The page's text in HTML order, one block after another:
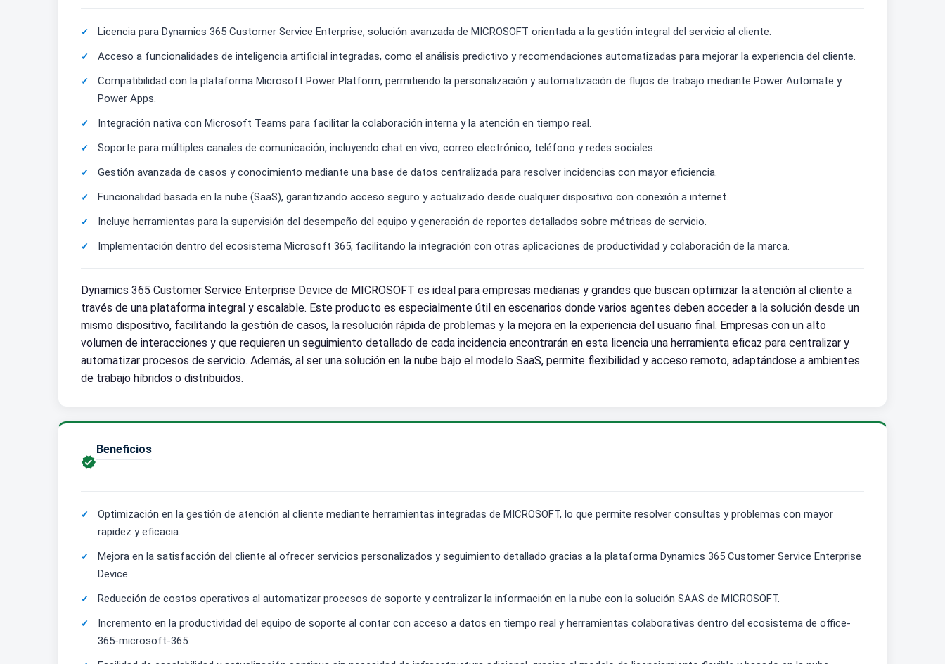
Licencia para Dynamics 365 Customer Service Enterprise, solución avanzada de MICROSOFT orientada a la gestión integral del servicio al cliente.
Acceso a funcionalidades de inteligencia artificial integradas, como el análisis predictivo y recomendaciones automatizadas para mejorar la experiencia del cliente.
Compatibilidad con la plataforma Microsoft Power Platform, permitiendo la personalización y automatización de flujos de trabajo mediante Power Automate y
Power Apps.
Integración nativa con Microsoft Teams para facilitar la colaboración interna y la atención en tiempo real.
Soporte para múltiples canales de comunicación, incluyendo chat en vivo, correo electrónico, teléfono y redes sociales.
Gestión avanzada de casos y conocimiento mediante una base de datos centralizada para resolver incidencias con mayor eficiencia.
Funcionalidad basada en la nube (SaaS), garantizando acceso seguro y actualizado desde cualquier dispositivo con conexión a internet.
Incluye herramientas para la supervisión del desempeño del equipo y generación de reportes detallados sobre métricas de servicio.
Implementación dentro del ecosistema Microsoft 365, facilitando la integración con otras aplicaciones de productividad y colaboración de la marca.
Dynamics 365 Customer Service Enterprise Device de MICROSOFT es ideal para empresas medianas y grandes que buscan optimizar la atención al cliente a
través de una plataforma integral y escalable. Este producto es especialmente útil en escenarios donde varios agentes deben acceder a la solución desde un
mismo dispositivo, facilitando la gestión de casos, la resolución rápida de problemas y la mejora en la experiencia del usuario final. Empresas con un alto
volumen de interacciones y que requieren un seguimiento detallado de cada incidencia encontrarán en esta licencia una herramienta eficaz para centralizar y
automatizar procesos de servicio. Además, al ser una solución en la nube bajo el modelo SaaS, permite flexibilidad y acceso remoto, adaptándose a ambientes
de trabajo híbridos o distribuidos.

Beneficios
Optimización en la gestión de atención al cliente mediante herramientas integradas de MICROSOFT, lo que permite resolver consultas y problemas con mayor
rapidez y eficacia.
Mejora en la satisfacción del cliente al ofrecer servicios personalizados y seguimiento detallado gracias a la plataforma Dynamics 365 Customer Service Enterprise
Device.
Reducción de costos operativos al automatizar procesos de soporte y centralizar la información en la nube con la solución SAAS de MICROSOFT.
Incremento en la productividad del equipo de soporte al contar con acceso a datos en tiempo real y herramientas colaborativas dentro del ecosistema de office-
365-microsoft-365.